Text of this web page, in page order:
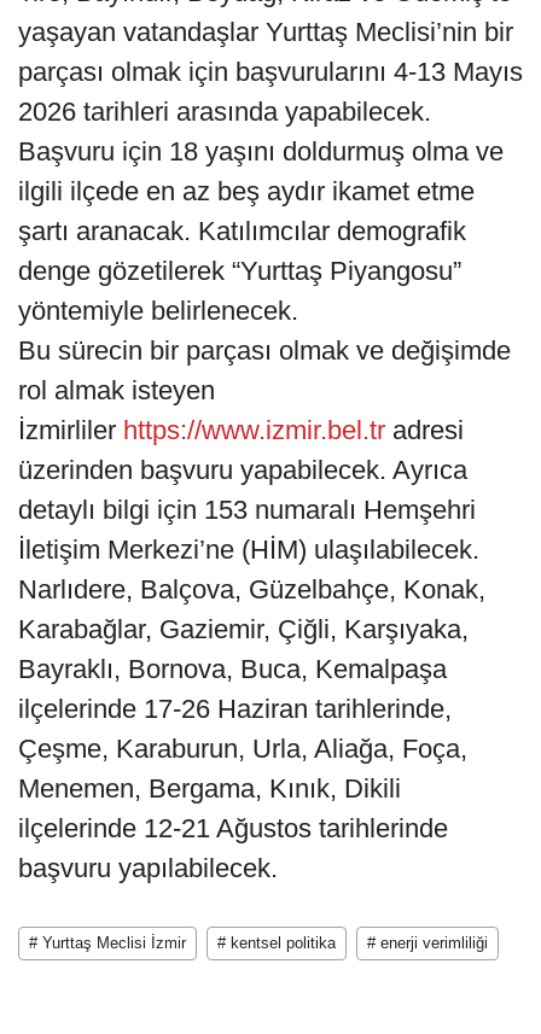
yaşayan vatandaşlar Yurttaş Meclisi’nin bir
parçası olmak için başvurularını 4-13 Mayıs
2026 tarihleri arasında yapabilecek.
Başvuru için 18 yaşını doldurmuş olma ve
ilgili ilçede en az beş aydır ikamet etme
şartı aranacak. Katılımcılar demografik
denge gözetilerek “Yurttaş Piyangosu”
yöntemiyle belirlenecek.
Bu sürecin bir parçası olmak ve değişimde
rol almak isteyen
İzmirliler https://www.izmir.bel.tr adresi
üzerinden başvuru yapabilecek. Ayrıca
detaylı bilgi için 153 numaralı Hemşehri
İletişim Merkezi’ne (HİM) ulaşılabilecek.
Narlıdere, Balçova, Güzelbahçe, Konak,
Karabağlar, Gaziemir, Çiğli, Karşıyaka,
Bayraklı, Bornova, Buca, Kemalpaşa
ilçelerinde 17-26 Haziran tarihlerinde,
Çeşme, Karaburun, Urla, Aliağa, Foça,
Menemen, Bergama, Kınık, Dikili
ilçelerinde 12-21 Ağustos tarihlerinde
başvuru yapılabilecek.
# Yurttaş Meclisi İzmir # kentsel politika # enerji verimliliği